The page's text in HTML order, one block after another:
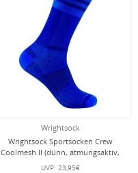
Wrightsock
Wrightsock Sportsocken Crew
Coolmesh II (dünn, atmungsaktiv,
bequem) royalblau - 1 Paar
UVP: 23,95€